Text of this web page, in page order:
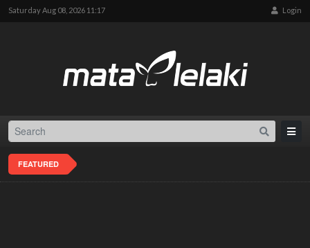
Saturday Aug 08, 2026 11:17 Login
FEATURED